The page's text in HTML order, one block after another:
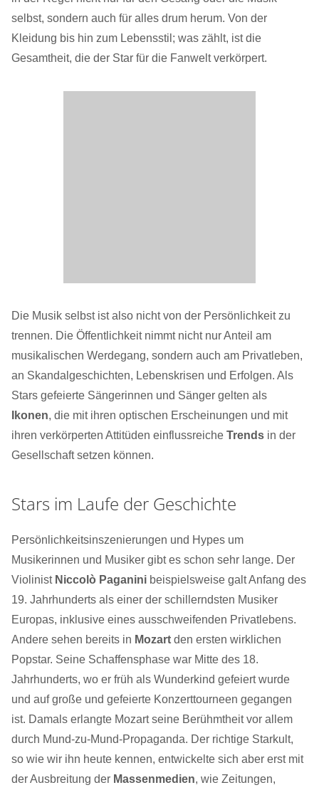
selbst, sondern auch für alles drum herum. Von der
Kleidung bis hin zum Lebensstil; was zählt, ist die
Gesamtheit, die der Star für die Fanwelt verkörpert.
Die Musik selbst ist also nicht von der Persönlichkeit zu
trennen. Die Öffentlichkeit nimmt nicht nur Anteil am
musikalischen Werdegang, sondern auch am Privatleben,
an Skandalgeschichten, Lebenskrisen und Erfolgen. Als
Stars gefeierte Sängerinnen und Sänger gelten als
Ikonen, die mit ihren optischen Erscheinungen und mit
ihren verkörperten Attitüden einflussreiche Trends in der
Gesellschaft setzen können.
Stars im Laufe der Geschichte
Persönlichkeitsinszenierungen und Hypes um
Musikerinnen und Musiker gibt es schon sehr lange. Der
Violinist Niccolò Paganini beispielsweise galt Anfang des
19. Jahrhunderts als einer der schillerndsten Musiker
Europas, inklusive eines ausschweifenden Privatlebens.
Andere sehen bereits in Mozart den ersten wirklichen
Popstar. Seine Schaffensphase war Mitte des 18.
Jahrhunderts, wo er früh als Wunderkind gefeiert wurde
und auf große und gefeierte Konzerttourneen gegangen
ist. Damals erlangte Mozart seine Berühmtheit vor allem
durch Mund-zu-Mund-Propaganda. Der richtige Starkult,
so wie wir ihn heute kennen, entwickelte sich aber erst mit
der Ausbreitung der Massenmedien, wie Zeitungen,